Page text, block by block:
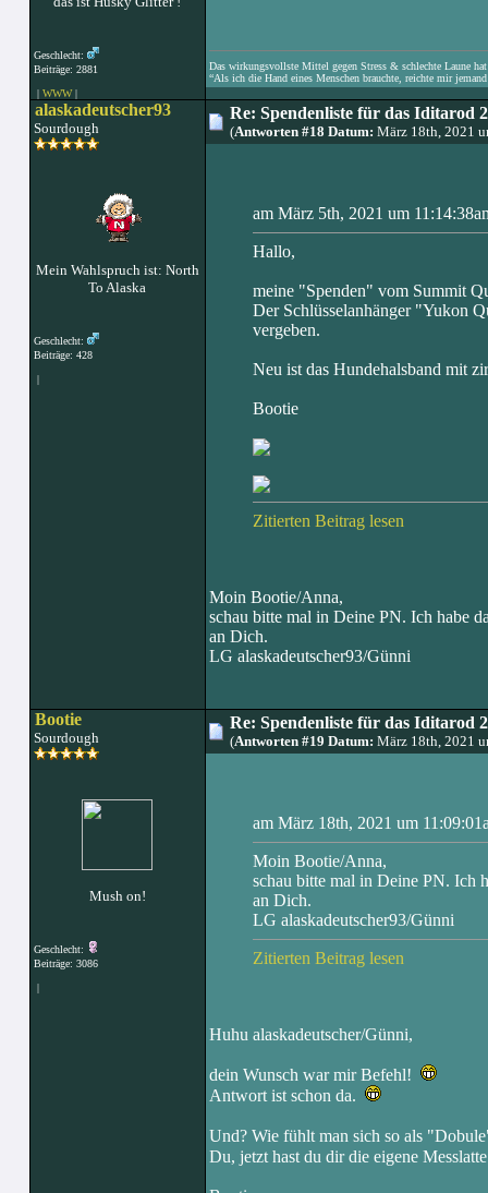
Geschlecht:
Beiträge: 2881
| WWW|
Das wirkungsvollste Mittel gegen Stress & schlechte Laune
“Als ich die Hand eines Menschen brauchte, reichte mir jemand
alaskadeutscher93
Sourdough
Mein Wahlspruch ist: North
To Alaska
Geschlecht:
Beiträge: 428
|
Re: Spendenliste für das Iditarod
(Antworten #18 Datum: März 18th, 2021
am März 5th, 2021 um
Hallo,
meine "Spenden" vom Summit
Der Schlüsselanhänger "Yukon
vergeben.
Neu ist das Hundehalsband mit
Bootie
Zitierten Beitrag lesen
Moin Bootie/Anna,
schau bitte mal in Deine PN. Ich habe
an Dich.
LG alaskadeutscher93/Günni
Bootie
Sourdough
Mush on!
Geschlecht:
Beiträge: 3086
|
Re: Spendenliste für das Iditarod
(Antworten #19 Datum: März 18th, 2021
am März 18th, 2021 um
Moin Bootie/Anna,
schau bitte mal in Deine PN. Ich
an Dich.
LG alaskadeutscher93/Günni
Zitierten Beitrag lesen
Huhu alaskadeutscher/Günni,
dein Wunsch war mir Befehl!
Antwort ist schon da.
Und? Wie fühlt man sich so als
Du, jetzt hast du dir die eigene